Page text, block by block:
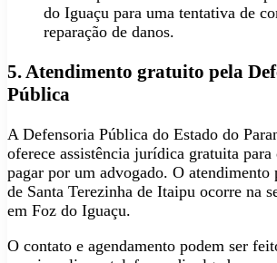
do Iguaçu para uma tentativa de
reparação de danos.
5. Atendimento gratuito pela
Pública
A Defensoria Pública do Estado do
oferece assistência jurídica gratuita para
pagar por um advogado. O atendimento
de Santa Terezinha de Itaipu ocorre na
em Foz do Iguaçu.
O contato e agendamento podem ser